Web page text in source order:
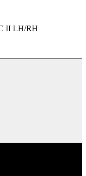
II LH/RH